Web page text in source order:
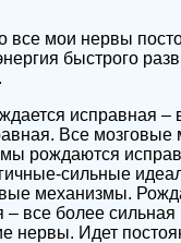
все мои нервы
быстрого
исправная –
Все
рождаются
сильные
механизмы.
все более
нервы. Идет